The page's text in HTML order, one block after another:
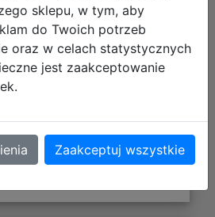
zł
KOSZYKA
sklepu, w tym, aby
do Twoich potrzeb
oraz w celach statystycznych
jest zaakceptowanie
Zaakceptuj wszystkie